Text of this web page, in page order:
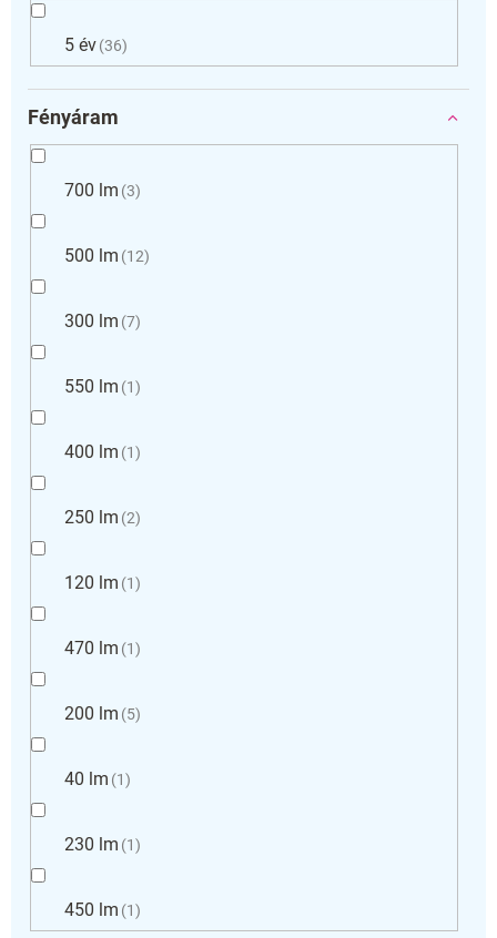
5 év 36
Fényáram
700 lm 3
500 lm 12
300 lm 7
550 lm 1
400 lm 1
250 lm 2
120 lm 1
470 lm 1
200 lm 5
40 lm 1
230 lm 1
450 lm 1